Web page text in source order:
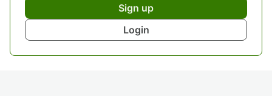
Sign up
Login